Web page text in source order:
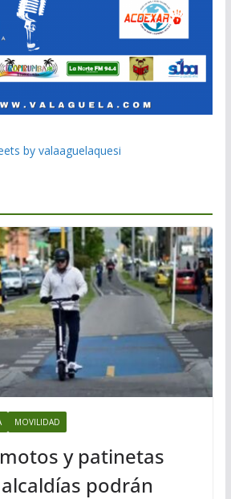
by valaaguelaquesi
MOVILIDAD
y patinetas
podrán